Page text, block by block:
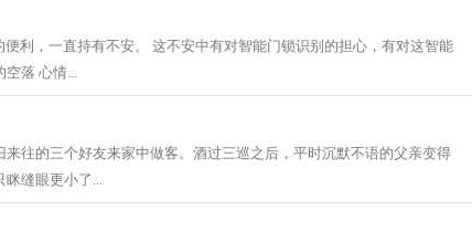
利，一直持有不安。 这不安中有对智能门锁识别的担心，有对这智能
空落 心情...
往的三个好友来家中做客。酒过三巡之后，平时沉默不语的父亲变得
眯缝眼更小了...